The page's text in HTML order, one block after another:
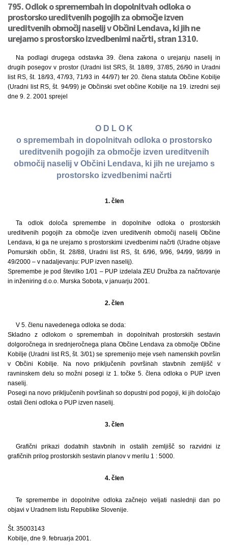
795. Odlok o spremembah in dopolnitvah odloka o
prostorsko ureditvenih pogojih za območje izven
ureditvenih območij naselij v Občini Lendava, ki jih ne
urejamo s prostorsko izvedbenimi načrti, stran 1310.
Na podlagi drugega odstavka 39. člena zakona o urejanju naselij in
drugih posegov v prostor (Uradni list SRS, št. 18/89, 37/85, 26/90 in Uradni
list RS, št. 18/93, 47/93, 71/93 in 44/97) ter 20. člena statuta Občine Kobilje
(Uradni list RS, št. 94/99) je Občinski svet občine Kobilje na 19. izredni seji
dne 9. 2. 2001 sprejel
O D L O K
o spremembah in dopolnitvah odloka o prostorsko
ureditvenih pogojih za območje izven ureditvenih
območij naselij v Občini Lendava, ki jih ne urejamo s
prostorsko izvedbenimi načrti
1. člen
Ta odlok določa spremembe in dopolnitve odloka o prostorskih
ureditvenih pogojih za območje izven ureditvenih območij naselij Občine
Lendava, ki ga ne urejamo s prostorskimi izvedbenimi načrti (Uradne objave
Pomurskih občin, št. 28/88, Uradni list RS, št. 6/96, 9/96, 94/99, 98/99 in
49/2000 – v nadaljevanju: PUP izven naselij).
Spremembe je pod številko 1/01 – PUP izdelala ZEU Družba za načrtovanje
in inženiring d.o.o. Murska Sobota, v januarju 2001.
2. člen
V 5. členu navedenega odloka se doda:
Skladno z odlokom o spremembah in dopolnitvah prostorskih sestavin
dolgoročnega in srednjeročnega plana Občine Lendava za območje Občine
Kobilje (Uradni list RS, št. 3/01) se spremenijo meje vseh namenskih površin
v Občini Kobilje. Na novo priključenih površinah stavbnih zemljišč v
ravninskem delu so možni posegi iz 1. točke 5. člena odloka o PUP izven
naselij.
Posegi na novo priključenih površinah so dopustni pod pogoji, ki jih določajo
ostali členi odloka o PUP izven naselij.
3. člen
Grafični prikazi dodatnih stavbnih in ostalih zemljišč so razvidni iz
grafičnih prilog prostorskih sestavin planov v merilu 1 : 5000.
4. člen
Te spremembe in dopolnitve odloka začnejo veljati naslednji dan po
objavi v Uradnem listu Republike Slovenije.
Št. 35003143
Kobilje, dne 9. februarja 2001.